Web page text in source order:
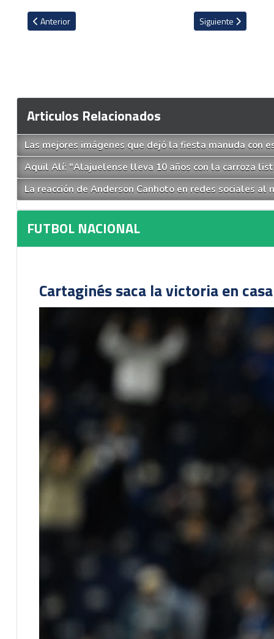
Artículo anterior: ¡La moneda quedó en el aire! Alajuelense y
Anterior Artículo siguiente:
Siguiente
Articulos Relacionados
Las mejores imágenes que dejó la fiesta manuda con
Aquil Alí: "Alajuelense lleva 10 años con la carroza
La reacción de Anderson Canhoto en redes sociales al
FUTBOL NACIONAL
Cartaginés saca la victoria en